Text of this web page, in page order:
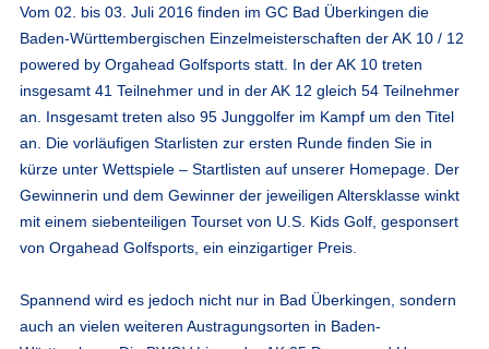
Vom 02. bis 03. Juli 2016 finden im GC Bad Überkingen die
Baden-Württembergischen Einzelmeisterschaften der AK 10 / 12
powered by Orgahead Golfsports statt. In der AK 10 treten
insgesamt 41 Teilnehmer und in der AK 12 gleich 54 Teilnehmer
an. Insgesamt treten also 95 Junggolfer im Kampf um den Titel
an. Die vorläufigen Starlisten zur ersten Runde finden Sie in
kürze unter Wettspiele – Startlisten auf unserer Homepage. Der
Gewinnerin und dem Gewinner der jeweiligen Altersklasse winkt
mit einem siebenteiligen Tourset von U.S. Kids Golf, gesponsert
von Orgahead Golfsports, ein einzigartiger Preis.
Spannend wird es jedoch nicht nur in Bad Überkingen, sondern
auch an vielen weiteren Austragungsorten in Baden-